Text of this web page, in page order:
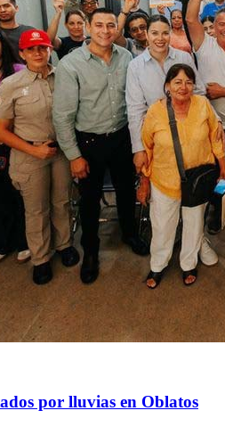
por lluvias en Oblatos